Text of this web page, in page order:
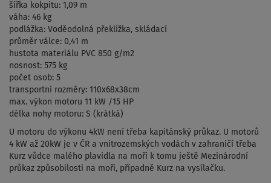
šířka kokpitu: 1,09 m
váha: 46 kg
podlážka: Voděodolná překližka, skládací
průměr válce: 0,41 m
hustota materiálu PVC 850 g/m2
nosnost: 575 kg
počet osob: 5
transportní rozměry: 110x68x38cm
max. výkon motoru 11 kW /15 HP
délka nohy motoru: S (krátká)
U motoru do výkonu 4kW není třeba kapitánský průkaz. U motorů
4 kW až 20kW je v ČR a vnitrozemských vodách v zahraničí třeba
Kurz vůdce malého plavidla na moři k tomu ještě Mezinárodní
průkaz způsobilosti na moři, případně Kurz na vysílačku.